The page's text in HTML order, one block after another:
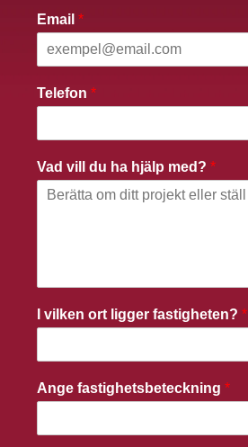
Email*
Telefon*
Vad vill du ha hjälp med?*
I vilken ort ligger fastigheten?*
Ange fastighetsbeteckning*